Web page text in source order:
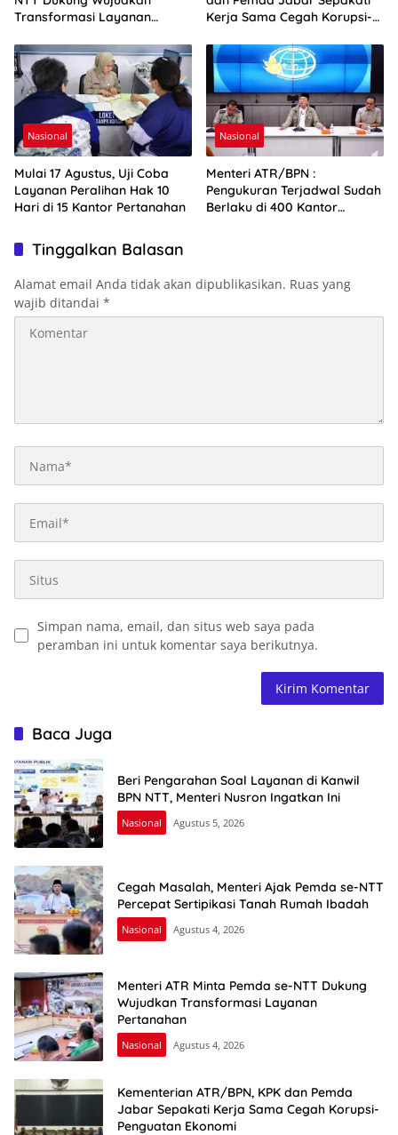
Transformasi Layanan
Kerja Sama Cegah Korupsi-
Nasional
Mulai 17 Agustus, Uji Coba
Layanan Peralihan Hak 10
Hari di 15 Kantor Pertanahan
Nasional
Menteri ATR/BPN :
Pengukuran Terjadwal Sudah
Berlaku di 400 Kantor
Tinggalkan Balasan
Alamat email Anda tidak akan dipublikasikan. Ruas yang
wajib ditandai *
Simpan nama, email, dan situs web saya pada
peramban ini untuk komentar saya berikutnya.
Baca Juga
Beri Pengarahan Soal Layanan di Kanwil
BPN NTT, Menteri Nusron Ingatkan Ini
Nasional Agustus 5, 2026
Cegah Masalah, Menteri Ajak Pemda se-NTT
Percepat Sertipikasi Tanah Rumah Ibadah
Nasional Agustus 4, 2026
Menteri ATR Minta Pemda se-NTT Dukung
Wujudkan Transformasi Layanan
Pertanahan
Nasional Agustus 4, 2026
Kementerian ATR/BPN, KPK dan Pemda
Jabar Sepakati Kerja Sama Cegah Korupsi-
Penguatan Ekonomi